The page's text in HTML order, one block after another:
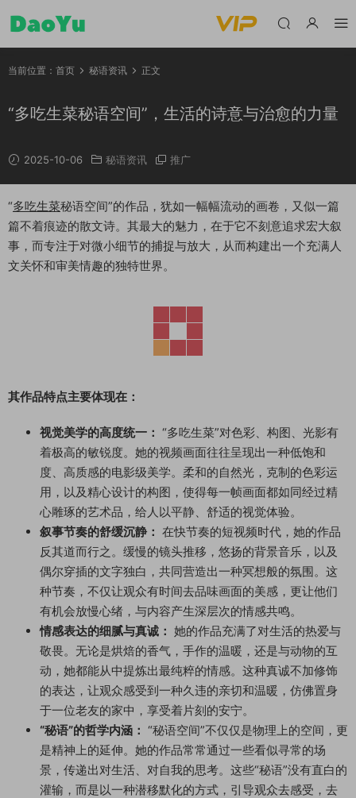
当前位置： 首页 秘语资讯 正文
“多吃生菜秘语空间”，生活的诗意与治愈的力量
2025-10-06 秘语资讯 推广
“多吃生菜秘语空间”的作品，犹如一幅幅流动的画卷，又似一篇
篇不着痕迹的散文诗。其最大的魅力，在于它不刻意追求宏大叙
事，而专注于对微小细节的捕捉与放大，从而构建出一个充满人
文关怀和审美情趣的独特世界。
其作品特点主要体现在：
视觉美学的高度统一： “多吃生菜”对色彩、构图、光影有
着极高的敏锐度。她的视频画面往往呈现出一种低饱和
度、高质感的电影级美学。柔和的自然光，克制的色彩运
用，以及精心设计的构图，使得每一帧画面都如同经过精
心雕琢的艺术品，给人以平静、舒适的视觉体验。
叙事节奏的舒缓沉静： 在快节奏的短视频时代，她的作品
反其道而行之。缓慢的镜头推移，悠扬的背景音乐，以及
偶尔穿插的文字独白，共同营造出一种冥想般的氛围。这
种节奏，不仅让观众有时间去品味画面的美感，更让他们
有机会放慢心绪，与内容产生深层次的情感共鸣。
情感表达的细腻与真诚： 她的作品充满了对生活的热爱与
敬畏。无论是烘焙的香气，手作的温暖，还是与动物的互
动，她都能从中提炼出最纯粹的情感。这种真诚不加修饰
的表达，让观众感受到一种久违的亲切和温暖，仿佛置身
于一位老友的家中，享受着片刻的安宁。
“秘语”的哲学内涵： “秘语空间”不仅仅是物理上的空间，更
是精神上的延伸。她的作品常常通过一些看似寻常的场
景，传递出对生活、对自我的思考。这些“秘语”没有直白的
灌输，而是以一种潜移默化的方式，引导观众去感受，去